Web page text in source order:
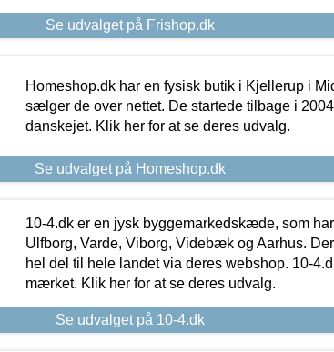
Se udvalget på Frishop.dk
Homeshop.dk har en fysisk butik i Kjellerup i
sælger de over nettet. De startede tilbage i
danskejet. Klik her for at se deres udvalg.
Se udvalget på Homeshop.dk
10-4.dk er en jysk byggemarkedskæde, som
Ulfborg, Varde, Viborg, Videbæk og Aarhus.
hel del til hele landet via deres webshop. 10-
mærket. Klik her for at se deres udvalg.
Se udvalget på 10-4.dk